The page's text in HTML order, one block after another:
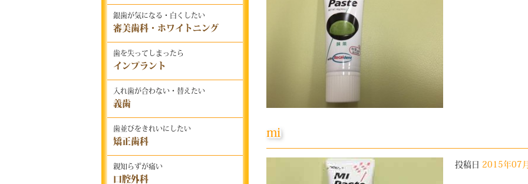
mi
投稿日 2015年07
銀歯が気になる・白くしたい
審美歯科・ホワイトニング
歯を失ってしまったら
インプラント
入れ歯が合わない・替えたい
義歯
歯並びをきれいにしたい
矯正歯科
親知らずが痛い
口腔外科